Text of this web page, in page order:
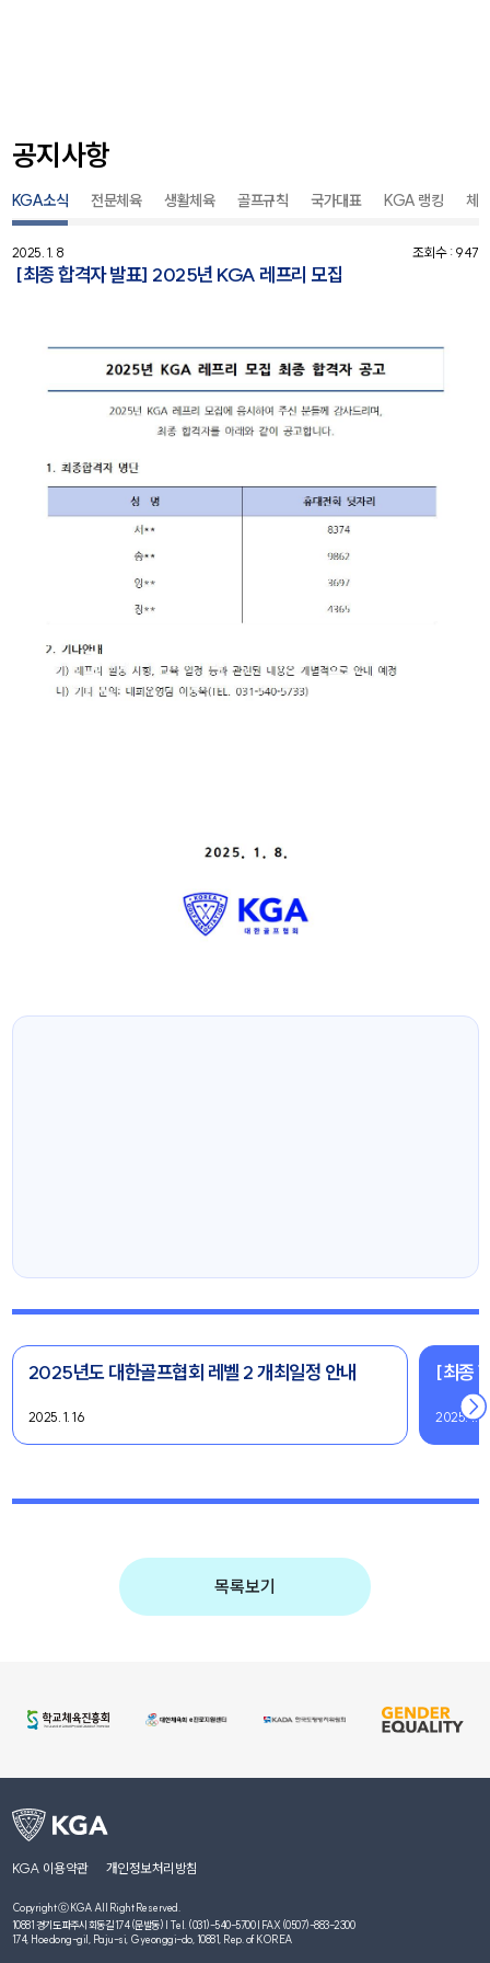
공지사항
KGA소식 전문체육 생활체육 골프규칙 국가대표 KGA 랭킹 체
2025. 1. 8 조회수 : 947
[최종 합격자 발표] 2025년 KGA 레프리 모집
2025년도 대한골프협회 레벨 2 개최일정 안내
2025. 1. 16
[최종
2025. 1. 8
목록보기
KGA 이용약관 개인정보처리방침
Copyright ⓒ KGA All Right Reserved.
10881 경기도 파주시 회동길 174 (문발동) | Tel. (031)-540-5700 | FAX (0507)-883-2300
174, Hoedong-gil, Paju-si, Gyeonggi-do, 10881, Rep. of KOREA